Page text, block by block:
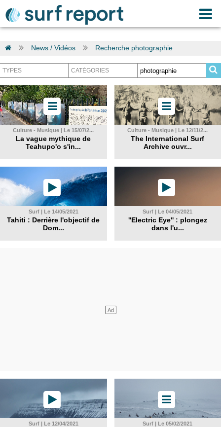
News / Vidéos Recherche photographie
Culture - Musique | Le 15/07/2...
La vague mythique de
Teahupo'o s'in...
Culture - Musique | Le 12/11/2...
The International Surf
Archive ouvr...
Surf | Le 14/05/2021
Tahiti : Derrière l'objectif de
Dom...
Surf | Le 04/05/2021
''Electric Eye'' : plongez
dans l'u...
Surf | Le 12/04/2021 Surf | Le 05/02/2021